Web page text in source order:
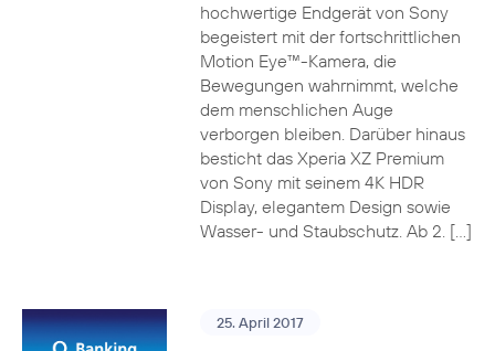
hochwertige Endgerät von Sony
begeistert mit der fortschrittlichen
Motion Eye™-Kamera, die
Bewegungen wahrnimmt, welche
dem menschlichen Auge
verborgen bleiben. Darüber hinaus
besticht das Xperia XZ Premium
von Sony mit seinem 4K HDR
Display, elegantem Design sowie
Wasser- und Staubschutz. Ab 2. […]
25. April 2017